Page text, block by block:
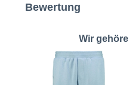
Bewertung
Wir